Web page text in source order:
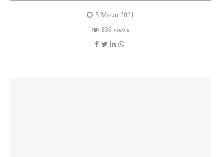
5 Marzo 2021
836 views